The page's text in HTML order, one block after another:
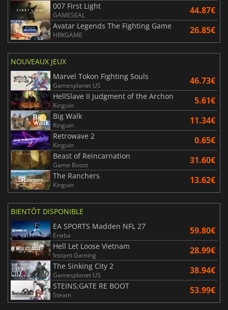
007 First Light
GAMESEAL 44.87€
Avatar Legends The Fighting Game
HRKGAME 26.85€
NOUVEAUX JEUX
Marvel Tokon Fighting Souls
Gamesplanet US 46.73€
HellSlave II Judgment of the Archon
Kinguin 5.61€
Big Walk
Kinguin 11.34€
Retrowave 2
Kinguin 0.65€
Beast of Reincarnation
Game Boost 31.60€
The Ranchers
Kinguin 13.62€
BIENTÔT DISPONIBLE
EA SPORTS Madden NFL 27
Eneba 59.80€
Hell Let Loose Vietnam
Instant Gaming 28.99€
The Sinking City 2
Gamesplanet US 38.94€
STEINS;GATE RE BOOT
Steam 53.99€